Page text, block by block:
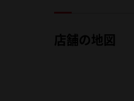
店舗の地図